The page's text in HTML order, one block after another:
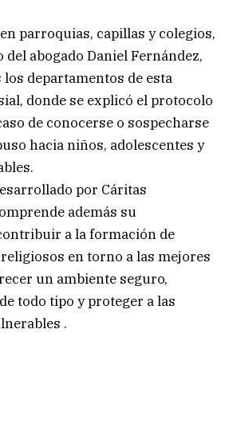
parroquias, capillas y colegios,
del abogado Daniel Fernández,
departamentos de esta
donde se explicó el protocolo
de conocerse o sospecharse
hacia niños, adolescentes y
por Cáritas
además su
a la formación de
en torno a las mejores
un ambiente seguro,
todo tipo y proteger a las
.